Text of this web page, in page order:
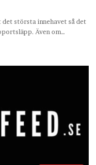
det största innehavet så det
Även om…